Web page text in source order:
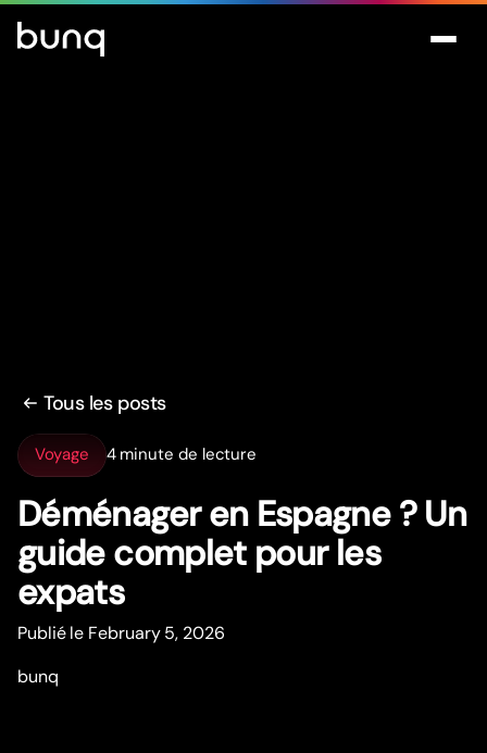
Tous les posts
Voyage 4 minute de lecture
Déménager en Espagne ? Un
guide complet pour les
expats
Publié le February 5, 2026
bunq